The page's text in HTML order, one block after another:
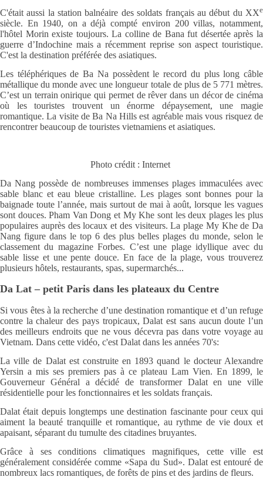
C'était aussi la station balnéaire des soldats français au début du XXe
siècle. En 1940, on a déjà compté environ 200 villas, notamment,
l'hôtel Morin existe toujours. La colline de Bana fut désertée après la
guerre d’Indochine mais a récemment reprise son aspect touristique.
C'est la destination préférée des asiatiques.
Les téléphériques de Ba Na possèdent le record du plus long câble
métallique du monde avec une longueur totale de plus de 5 771 mètres.
C’est un terrain onirique qui permet de rêver dans un décor de cinéma
où les touristes trouvent un énorme dépaysement, une magie
romantique. La visite de Ba Na Hills est agréable mais vous risquez de
rencontrer beaucoup de touristes vietnamiens et asiatiques.
Photo crédit : Internet
Da Nang possède de nombreuses immenses plages immaculées avec
sable blanc et eau bleue cristalline. Les plages sont bonnes pour la
baignade toute l’année, mais surtout de mai à août, lorsque les vagues
sont douces. Pham Van Dong et My Khe sont les deux plages les plus
populaires auprès des locaux et des visiteurs. La plage My Khe de Da
Nang figure dans le top 6 des plus belles plages du monde, selon le
classement du magazine Forbes. C’est une plage idyllique avec du
sable lisse et une pente douce. En face de la plage, vous trouverez
plusieurs hôtels, restaurants, spas, supermarchés...
Da Lat – petit Paris dans les plateaux du Centre
Si vous êtes à la recherche d’une destination romantique et d’un refuge
contre la chaleur des pays tropicaux, Dalat est sans aucun doute l’un
des meilleurs endroits que ne vous décevra pas dans votre voyage au
Vietnam. Dans cette vidéo, c'est Dalat dans les années 70's:
La ville de Dalat est construite en 1893 quand le docteur Alexandre
Yersin a mis ses premiers pas à ce plateau Lam Vien. En 1899, le
Gouverneur Général a décidé de transformer Dalat en une ville
résidentielle pour les fonctionnaires et les soldats français.
Dalat était depuis longtemps une destination fascinante pour ceux qui
aiment la beauté tranquille et romantique, au rythme de vie doux et
apaisant, séparant du tumulte des citadines bruyantes.
Grâce à ses conditions climatiques magnifiques, cette ville est
généralement considérée comme «Sapa du Sud». Dalat est entouré de
nombreux lacs romantiques, de forêts de pins et des jardins de fleurs.